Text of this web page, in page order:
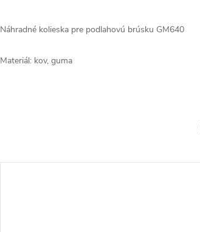
Náhradné kolieska pre podlahovú brúsku GM640
Materiál: kov, guma